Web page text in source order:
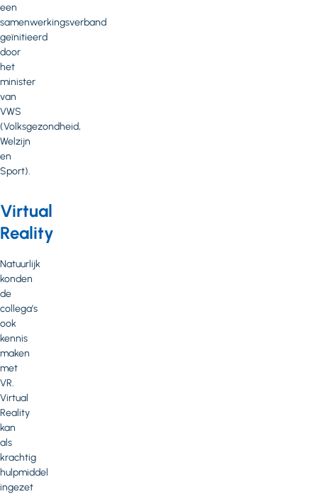
een
samenwerkingsverband
geïnitieerd
door
het
minister
van
VWS
(Volksgezondheid,
Welzijn
en
Sport).
Virtual
Reality
Natuurlijk
konden
de
collega’s
ook
kennis
maken
met
VR.
Virtual
Reality
kan
als
krachtig
hulpmiddel
ingezet